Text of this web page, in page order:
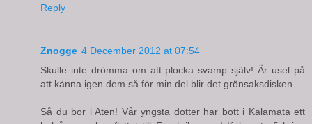
Reply
Znogge 4 December 2012 at 07:54
Skulle inte drömma om att plocka svamp själv! Är usel på
att känna igen dem så för min del blir det grönsaksdisken.
Så du bor i Aten! Vår yngsta dotter har bott i Kalamata ett